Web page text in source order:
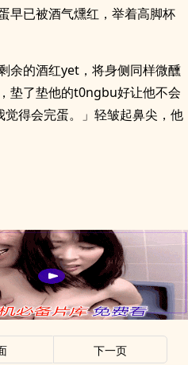
早已被酒气燻红，举着高脚杯
余的酒红yet，将身侧同样微醺
垫了垫他的t0ngbu好让他不会
得会完蛋。」轻皱起鼻尖，他
下一页